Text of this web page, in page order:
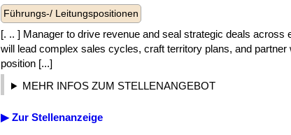
Führungs-/ Leitungspositionen
[. .. ] Manager to drive revenue and seal strategic deals across
will lead complex sales cycles, craft territory plans, and partner
position [...]
MEHR INFOS ZUM STELLENANGEBOT
▶ Zur Stellenanzeige